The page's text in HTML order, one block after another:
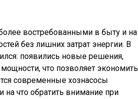
востребованными в быту и на
без лишних затрат энергии. В
появились новые решения,
что позволяет экономить
современные хознасосы
что обратить внимание при